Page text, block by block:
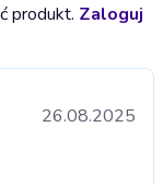
produkt. Zaloguj
26.08.2025